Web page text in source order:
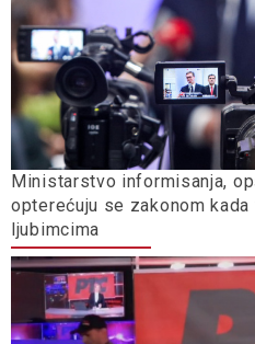
Ministarstvo informisanja,
opterećuju se zakonom
ljubimcima